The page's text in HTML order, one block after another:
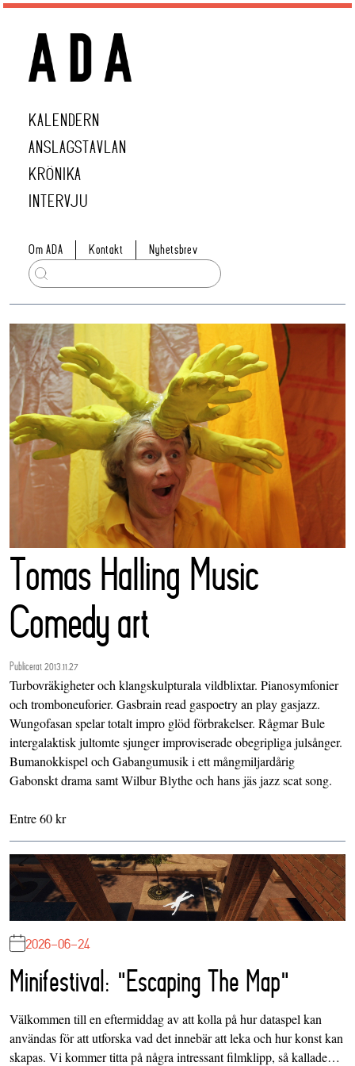
KALENDERN
ANSLAGSTAVLAN
KRÖNIKA
INTERVJU
Om ADA Kontakt Nyhetsbrev
Tomas Halling Music
Comedy art
Publicerat 2013.11.27
Turbovräkigheter och klangskulpturala vildblixtar. Pianosymfonier
och tromboneuforier. Gasbrain read gaspoetry an play gasjazz.
Wungofasan spelar totalt impro glöd förbrakelser. Rågmar Bule
intergalaktisk jultomte sjunger improviserade obegripliga julsånger.
Bumanokkispel och Gabangumusik i ett mångmiljardårig
Gabonskt drama samt Wilbur Blythe och hans jäs jazz scat song.
Entre 60 kr
2026-06-24
Minifestival: "Escaping The Map"
Välkommen till en eftermiddag av att kolla på hur dataspel kan
användas för att utforska vad det innebär att leka och hur konst kan
skapas. Vi kommer titta på några intressant filmklipp, så kallade…